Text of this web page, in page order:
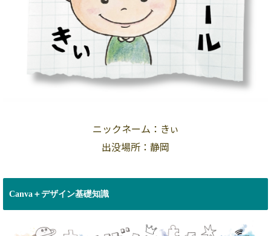
ニックネーム：きぃ
出没場所：静岡
Canva＋デザイン基礎知識